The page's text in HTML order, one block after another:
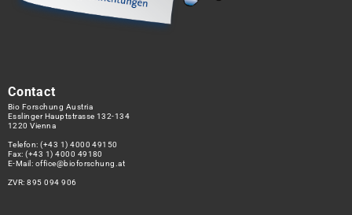
Contact
Bio Forschung Austria
Esslinger Hauptstrasse 132-134
1220 Vienna
Telefon:(+43 1) 4000 49150
Fax: (+43 1) 4000 49180
E-Mail: office@bioforschung.at
ZVR: 895 094 906